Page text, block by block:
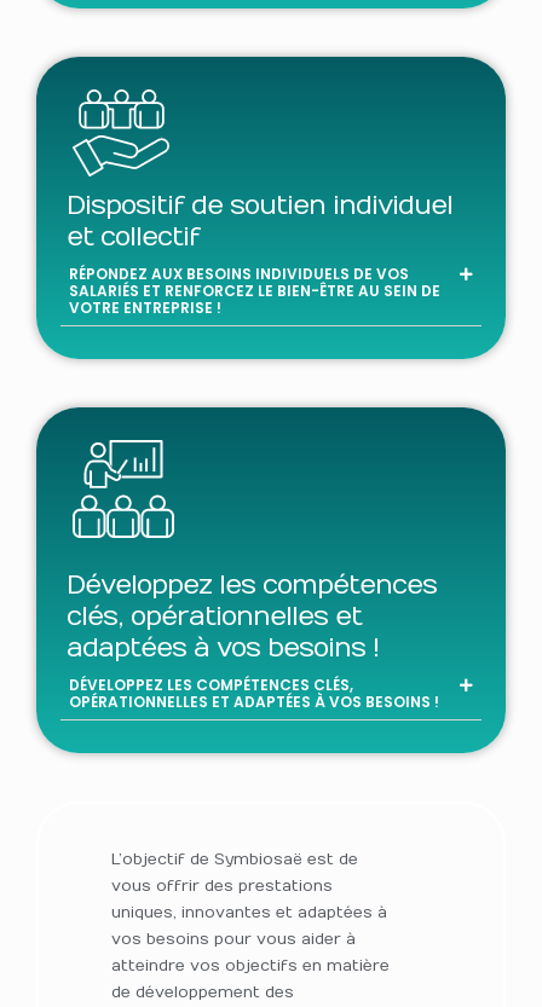
Dispositif de soutien individuel
et collectif
RÉPONDEZ AUX BESOINS INDIVIDUELS DE VOS
SALARIÉS ET RENFORCEZ LE BIEN-ÊTRE AU SEIN DE
VOTRE ENTREPRISE !
Développez les compétences
clés, opérationnelles et
adaptées à vos besoins !
DÉVELOPPEZ LES COMPÉTENCES CLÉS,
OPÉRATIONNELLES ET ADAPTÉES À VOS BESOINS !
L’objectif de Symbiosaë est de
vous offrir des prestations
uniques, innovantes et adaptées à
vos besoins pour vous aider à
atteindre vos objectifs en matière
de développement des